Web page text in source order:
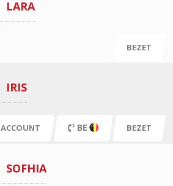
LARA
BEZET
IRIS
ACCOUNT BE BEZET
SOFHIA